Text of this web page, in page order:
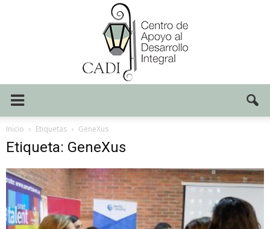
Inicio Etiquetas GeneXus
Etiqueta: GeneXus